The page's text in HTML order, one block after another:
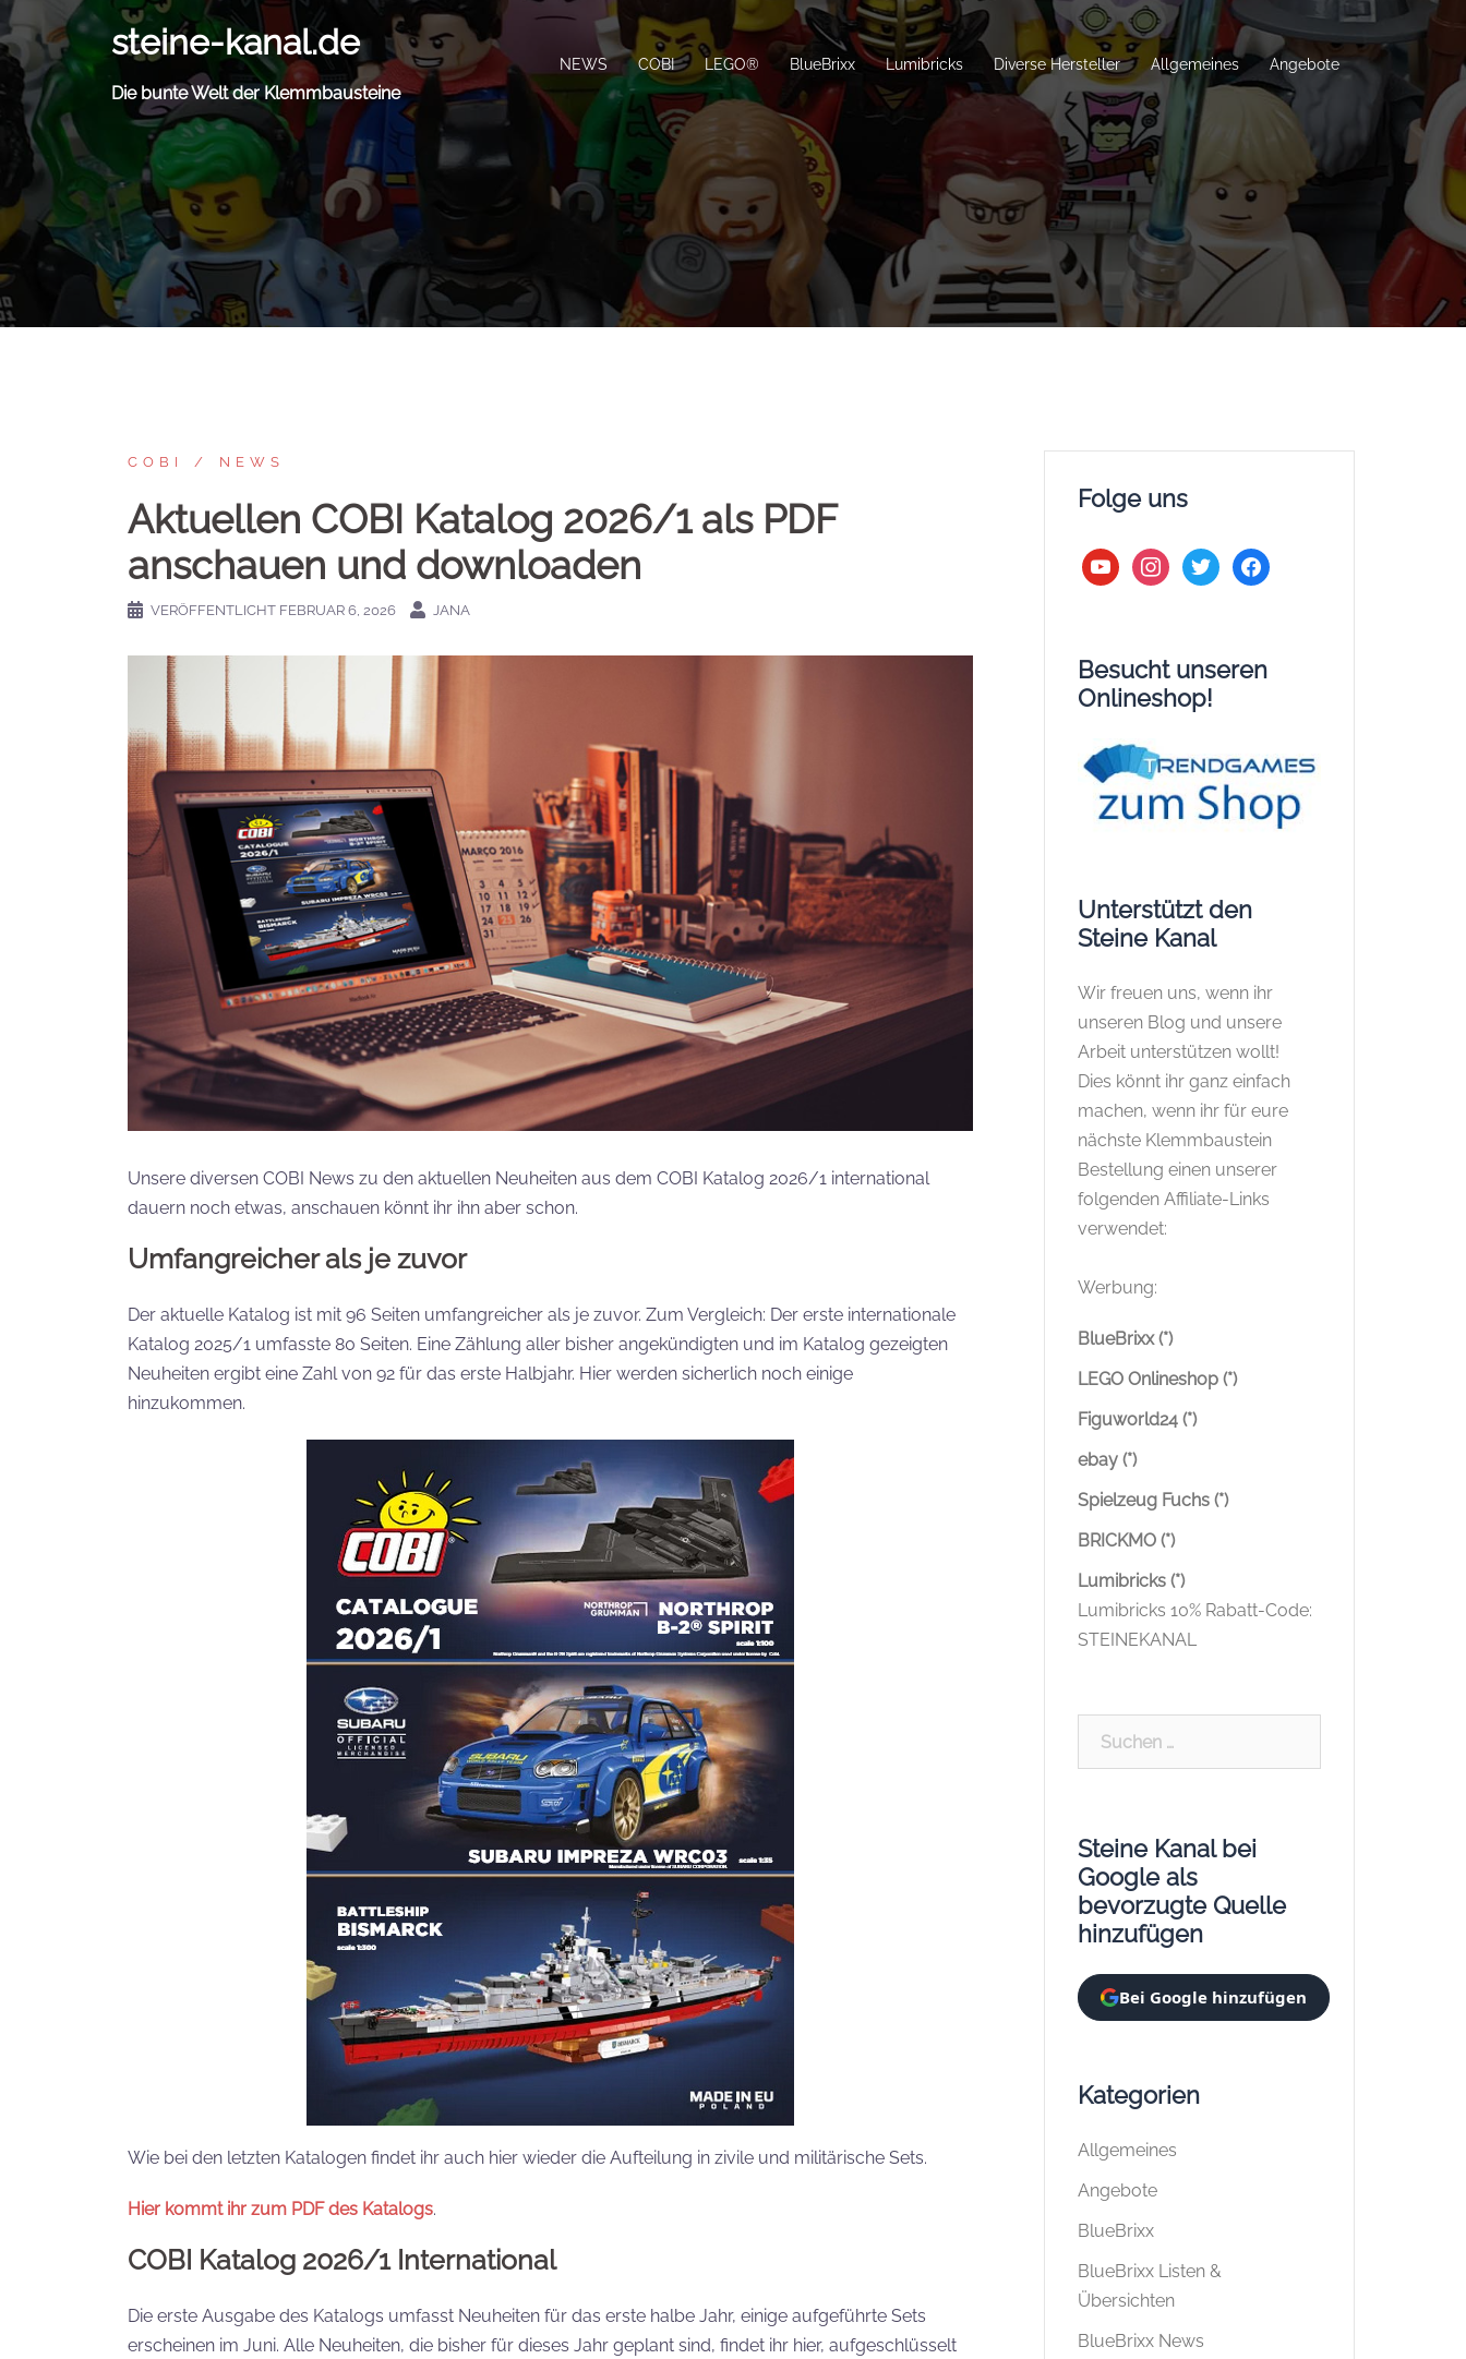
Zum
Inhalt
springen
steine-kanal.de
Die bunte Welt der Klemmbausteine
NEWS COBI LEGO® BlueBrixx Lumibricks Diverse Hersteller Allgemeines Angebote
COBI NEWS
Aktuellen COBI Katalog 2026/1 als PDF
anschauen und downloaden
VERÖFFENTLICHT FEBRUAR 6, 2026 JANA
Unsere diversen COBI News zu den aktuellen Neuheiten aus dem COBI Katalog 2026/1 international
dauern noch etwas, anschauen könnt ihr ihn aber schon.
Umfangreicher als je zuvor
Der aktuelle Katalog ist mit 96 Seiten umfangreicher als je zuvor. Zum Vergleich: Der erste internationale
Katalog 2025/1 umfasste 80 Seiten. Eine Zählung aller bisher angekündigten und im Katalog gezeigten
Neuheiten ergibt eine Zahl von 92 für das erste Halbjahr. Hier werden sicherlich noch einige
hinzukommen.
Wie bei den letzten Katalogen findet ihr auch hier wieder die Aufteilung in zivile und militärische Sets.
Hier kommt ihr zum PDF des Katalogs.
COBI Katalog 2026/1 International
Die erste Ausgabe des Katalogs umfasst Neuheiten für das erste halbe Jahr, einige aufgeführte Sets
erscheinen im Juni. Alle Neuheiten, die bisher für dieses Jahr geplant sind, findet ihr hier, aufgeschlüsselt
Folge uns
youtubeinstagram
twitter facebook
Besucht unseren
Onlineshop!
Unterstützt den
Steine Kanal
Wir freuen uns, wenn ihr
unseren Blog und unsere
Arbeit unterstützen wollt!
Dies könnt ihr ganz einfach
machen, wenn ihr für eure
nächste Klemmbaustein
Bestellung einen unserer
folgenden Affiliate-Links
verwendet:
Werbung:
BlueBrixx (*)
LEGO Onlineshop (*)
Figuworld24 (*)
ebay (*)
Spielzeug Fuchs (*)
BRICKMO (*)
Lumibricks (*)
Lumibricks 10% Rabatt-Code:
STEINEKANAL
Steine Kanal bei
Google als
bevorzugte Quelle
hinzufügen
Bei Google hinzufügen
Kategorien
Allgemeines
Angebote
BlueBrixx
BlueBrixx Listen &
Übersichten
BlueBrixx News